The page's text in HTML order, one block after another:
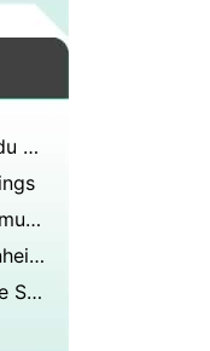
Hvilken farge på skjorten kan du bruke med jeans og brune pumps?
Er Testosteron Nyttig for såre muskler
Hvordan konverterer du fahrenheit til celcious?
Hva er fordelene med linfrø olje Supplements